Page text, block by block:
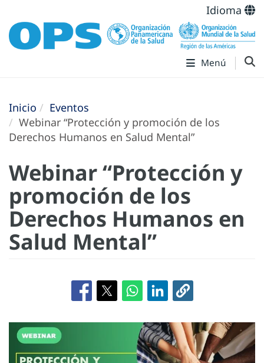
Idioma
Menú
Inicio
Eventos
Webinar “Protección y promoción de los
Derechos Humanos en Salud Mental”
Webinar “Protección y
promoción de los
Derechos Humanos en
Salud Mental”